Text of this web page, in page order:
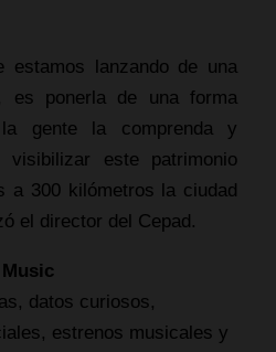
estamos lanzando de una
es ponerla de una forma
gente la comprenda y
visibilizar este patrimonio
a 300 kilómetros la ciudad
el director del Cepad.
datos curiosos,
estrenos musicales y